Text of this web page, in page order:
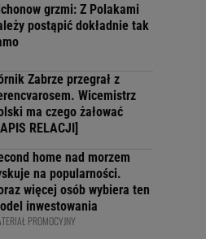
grzmi: Z Polakami
postąpić dokładnie tak
Zabrze przegrał z
Wicemistrz
ma czego żałować
RELACJI]
home nad morzem
na popularności.
więcej osób wybiera ten
inwestowania
PROMOCYJNY